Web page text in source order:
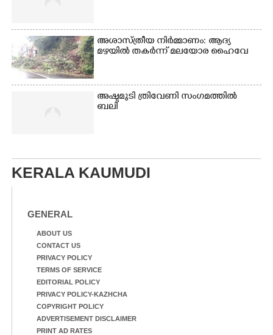
അശാസ്ത്രീയ നിർമ്മാണം: ആദ്യ
മഴയിൽ തകർന്ന് മലയോര ഹൈവേ
അഷ്ടമുടി ത്രിവേണി സംഗമത്തിൽ
ബലി
KERALA KAUMUDI
GENERAL
ABOUT US
CONTACT US
PRIVACY POLICY
TERMS OF SERVICE
EDITORIAL POLICY
PRIVACY POLICY-KAZHCHA
COPYRIGHT POLICY
ADVERTISEMENT DISCLAIMER
PRINT AD RATES